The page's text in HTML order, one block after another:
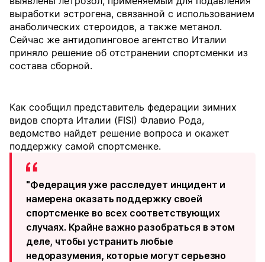
выработки эстрогена, связанной с использованием
анаболических стероидов, а также метанол.
Сейчас же антидопинговое агентство Италии
приняло решение об отстранении спортсменки из
состава сборной.
Как сообщил представитель федерации зимних
видов спорта Италии (FISI) Флавио Рода,
ведомство найдет решение вопроса и окажет
поддержку самой спортсменке.
"Федерация уже расследует инцидент и
намерена оказать поддержку своей
спортсменке во всех соответствующих
случаях. Крайне важно разобраться в этом
деле, чтобы устранить любые
недоразумения, которые могут серьезно